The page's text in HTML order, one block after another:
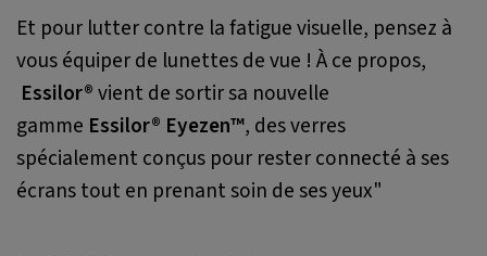
Et pour lutter contre la fatigue visuelle, pensez à
vous équiper de lunettes de vue ! À ce propos,
Essilor®vient de sortir sa nouvelle
gamme Essilor® Eyezen™, des verres
spécialement conçus pour rester connecté à ses
écrans tout en prenant soin de ses yeux"